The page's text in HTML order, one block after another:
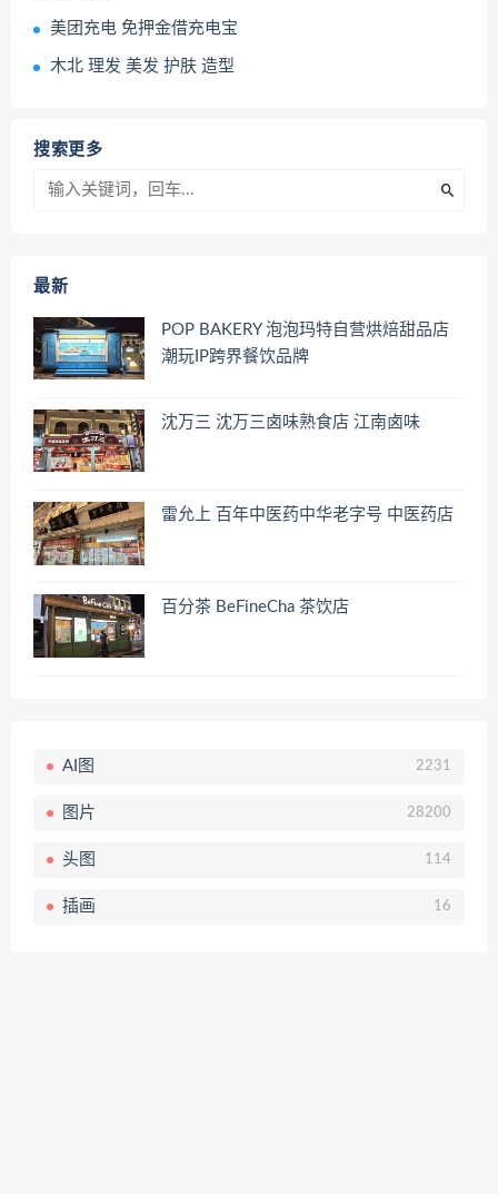
美团充电 免押金借充电宝
木北 理发 美发 护肤 造型
搜索更多
最新
POP BAKERY 泡泡玛特自营烘焙甜品店
潮玩IP跨界餐饮品牌
沈万三 沈万三卤味熟食店 江南卤味
雷允上 百年中医药中华老字号 中医药店
百分茶 BeFineCha 茶饮店
AI图 2231
图片 28200
头图 114
插画 16